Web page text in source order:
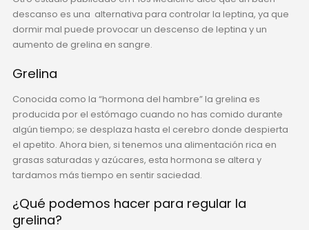
descanso es una alternativa para controlar la leptina, ya que
dormir mal puede provocar un descenso de leptina y un
aumento de grelina en sangre.
Grelina
Conocida como la “hormona del hambre” la grelina es
producida por el estómago cuando no has comido durante
algún tiempo; se desplaza hasta el cerebro donde despierta
el apetito. Ahora bien, si tenemos una alimentación rica en
grasas saturadas y azúcares, esta hormona se altera y
tardamos más tiempo en sentir saciedad.
¿Qué podemos hacer para regular la
grelina?